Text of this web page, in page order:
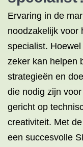
Ervaring in de
noodzakelijk voor
specialist.
zeker kan helpen
strategieën en
die nodig zijn
gericht op
creativiteit. Met
een succesvolle